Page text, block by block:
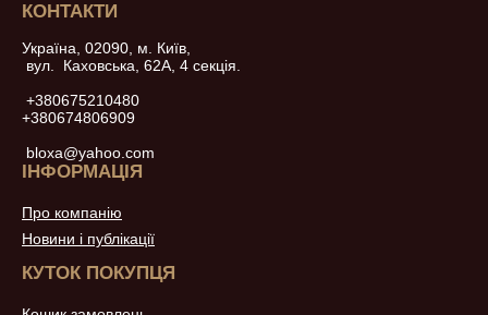
КОНТАКТИ
Україна, 02090, м. Київ,
вул. Каховська, 62А, 4 секція.
+380675210480
+380674806909
bloxa@yahoo.com
ІНФОРМАЦІЯ
Про компанію
Новини і публікації
КУТОК ПОКУПЦЯ